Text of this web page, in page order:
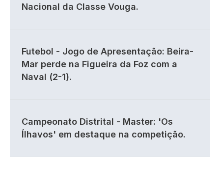
Nacional da Classe Vouga.
Futebol - Jogo de Apresentação: Beira-
Mar perde na Figueira da Foz com a
Naval (2-1).
Campeonato Distrital - Master: 'Os
Ílhavos' em destaque na competição.